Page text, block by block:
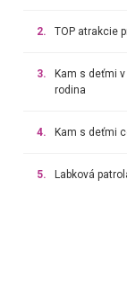
2. TOP atrakcie
3.
Kam s deťmi
rodina
4. Kam s deťmi
5. Labková